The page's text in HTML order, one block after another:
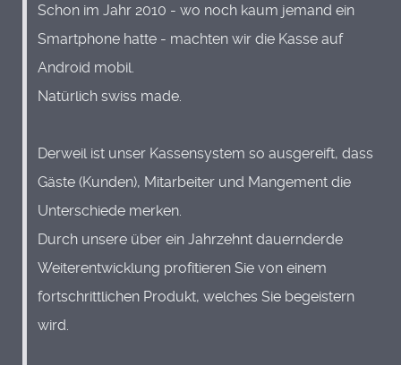
Schon im Jahr 2010 - wo noch kaum jemand ein
Smartphone hatte - machten wir die Kasse auf
Android mobil.
Natürlich swiss made.
Derweil ist unser Kassensystem so ausgereift, dass
Gäste (Kunden), Mitarbeiter und Mangement die
Unterschiede merken.
Durch unsere über ein Jahrzehnt dauernderde
Weiterentwicklung profitieren Sie von einem
fortschrittlichen Produkt, welches Sie begeistern
wird.